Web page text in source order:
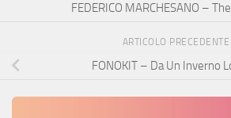
FEDERICO MARCHESANO –
ARTICOLO PRECEDENTE
FONOKIT – Da Un Inverno